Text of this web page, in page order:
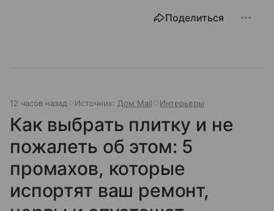
Поделиться
12 часов назад Источник: Дом Mail Интерьеры
Как выбрать плитку и не
пожалеть об этом: 5
промахов, которые
испортят ваш ремонт,